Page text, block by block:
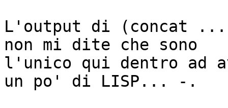
L'output di (concat
non mi dite che sono
l'unico qui dentro ad
un po' di LISP... -.